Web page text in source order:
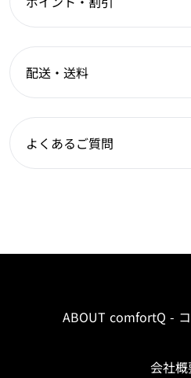
配送・送料
よくあるご質問
ABOUT comfortQ -
会社